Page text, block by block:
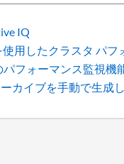
IQ
使用したクラスタ パフ
パフォーマンス監視機
カイブを手動で生成